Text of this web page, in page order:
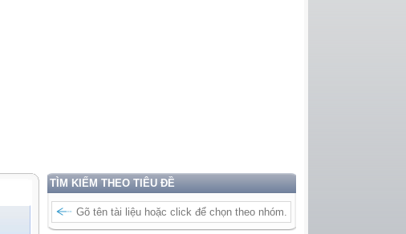
TÌM KIẾM THEO TIÊU ĐỀ